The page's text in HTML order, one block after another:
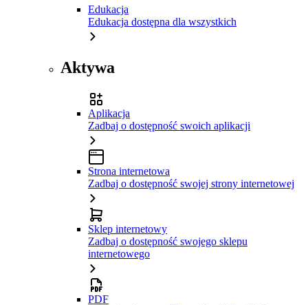
Edukacja
Edukacja dostępna dla wszystkich
Aktywa
Aplikacja
Zadbaj o dostępność swoich aplikacji
Strona internetowa
Zadbaj o dostępność swojej strony internetowej
Sklep internetowy
Zadbaj o dostępność swojego sklepu
internetowego
PDF